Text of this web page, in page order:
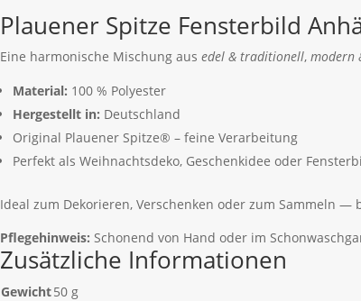
Plauener Spitze Fensterbild
Eine harmonische Mischung aus edel & traditionell, modern
Material: 100 % Polyester
Hergestellt in: Deutschland
Original Plauener Spitze® – feine Verarbeitung
Perfekt als Weihnachtsdeko, Geschenkidee oder
Ideal zum Dekorieren, Verschenken oder zum Sammeln
Pflegehinweis: Schonend von Hand oder im
Zusätzliche Informationen
Gewicht50 g